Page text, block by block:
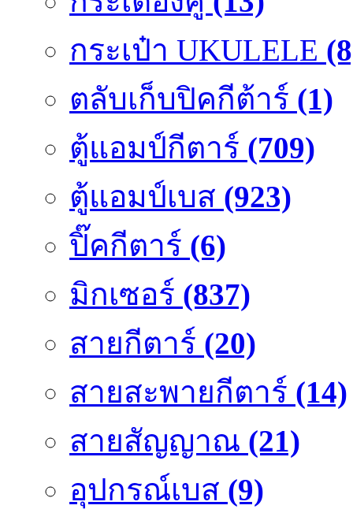
กระเป๋า UKULELE
ตลับเก็บปิคกีต้าร์ (1)
ตู้แอมป์กีตาร์ (709)
ตู้แอมป์เบส (923)
ปิ๊คกีตาร์ (6)
มิกเซอร์ (837)
สายกีตาร์ (20)
สายสะพายกีตาร์ (14)
สายสัญญาณ (21)
อุปกรณ์เบส (9)